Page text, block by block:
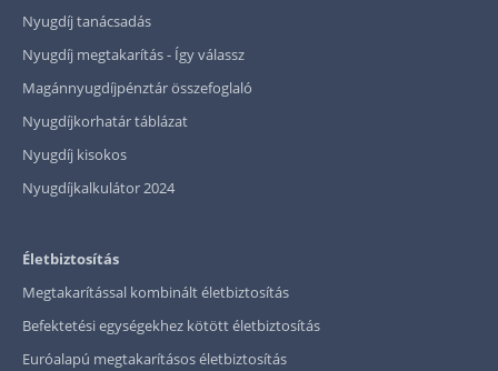
Nyugdíj tanácsadás
Nyugdíj megtakarítás - Így válassz
Magánnyugdíjpénztár összefoglaló
Nyugdíjkorhatár táblázat
Nyugdíj kisokos
Nyugdíjkalkulátor 2024
Életbiztosítás
Megtakarítással kombinált életbiztosítás
Befektetési egységekhez kötött életbiztosítás
Euróalapú megtakarításos életbiztosítás